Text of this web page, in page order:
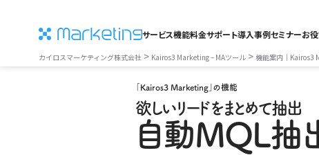
サービス機能料金サポート導入事例セミナーお
カイロスマーケティング株式会社 > Kairos3 Marketing – MAツール > 機能案内｜Kairos3
「Kairos3 Marketing」の機能
欲しいリードをまとめて抽出
自動MQL抽